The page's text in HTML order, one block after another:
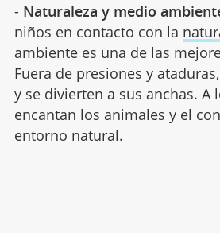
- Naturaleza y medio
niños en contacto con la
ambiente es una de las
Fuera de presiones y
y se divierten a sus anchas. A
encantan los animales y el
entorno natural.